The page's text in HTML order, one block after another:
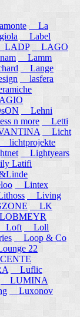
La
Label
LADP
LAGO
Lamm
Lange
lasfera
Lehni
n more
Letti
Licht
lichtprojekte
Lightyears
Latifi
Lintex
Living
LK
Loft
Loll
Loop & Co
22
Luflic
LUMINA
Luxonov